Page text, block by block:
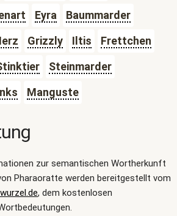
Eyra
Baummarder
Grizzly Iltis
Frettchen
Steinmarder
Manguste
zur semantischen Wortherkunft
Pharaoratte werden bereitgestellt vom
, dem kostenlosen